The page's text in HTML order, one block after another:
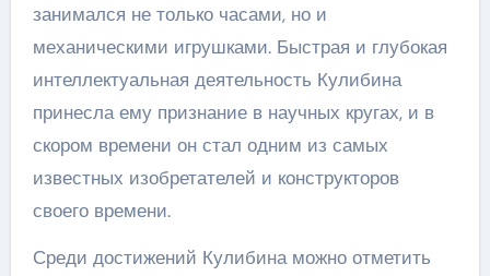
занимался не только часами, но и
механическими игрушками. Быстрая и глубокая
интеллектуальная деятельность Кулибина
принесла ему признание в научных кругах, и в
скором времени он стал одним из самых
известных изобретателей и конструкторов
своего времени.
Среди достижений Кулибина можно отметить